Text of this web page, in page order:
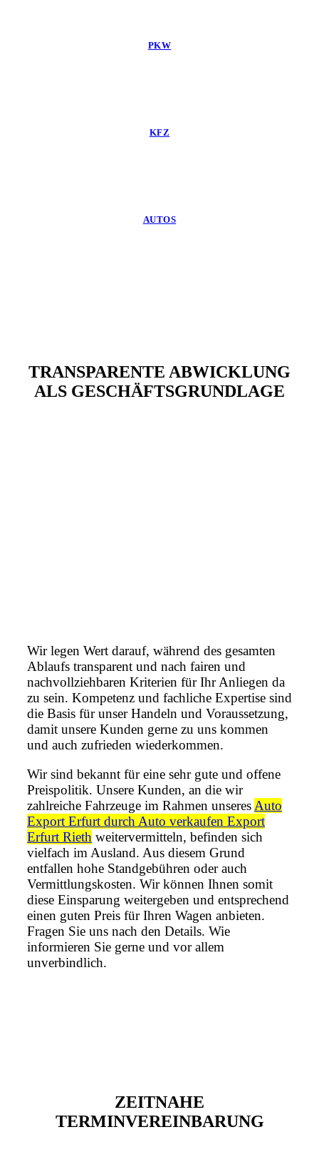
PKW
KFZ
AUTOS
TRANSPARENTE ABWICKLUNG
ALS GESCHÄFTSGRUNDLAGE
Wir legen Wert darauf, während des gesamten
Ablaufs transparent und nach fairen und
nachvollziehbaren Kriterien für Ihr Anliegen da
zu sein. Kompetenz und fachliche Expertise sind
die Basis für unser Handeln und Voraussetzung,
damit unsere Kunden gerne zu uns kommen
und auch zufrieden wiederkommen.
Wir sind bekannt für eine sehr gute und offene
Preispolitik. Unsere Kunden, an die wir
zahlreiche Fahrzeuge im Rahmen unseres Auto
Export Erfurt durch Auto verkaufen Export
Erfurt Rieth weitervermitteln, befinden sich
vielfach im Ausland. Aus diesem Grund
entfallen hohe Standgebühren oder auch
Vermittlungskosten. Wir können Ihnen somit
diese Einsparung weitergeben und entsprechend
einen guten Preis für Ihren Wagen anbieten.
Fragen Sie uns nach den Details. Wie
informieren Sie gerne und vor allem
unverbindlich.
ZEITNAHE
TERMINVEREINBARUNG